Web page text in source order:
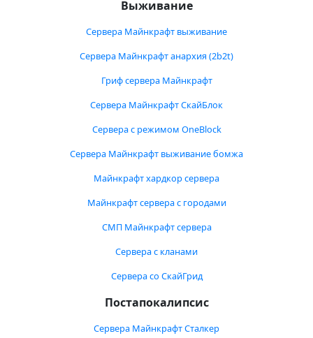
Выживание
Сервера Майнкрафт выживание
Сервера Майнкрафт анархия (2b2t)
Гриф сервера Майнкрафт
Сервера Майнкрафт СкайБлок
Сервера с режимом OneBlock
Сервера Майнкрафт выживание бомжа
Майнкрафт хардкор сервера
Майнкрафт сервера с городами
СМП Майнкрафт сервера
Сервера с кланами
Сервера со СкайГрид
Постапокалипсис
Сервера Майнкрафт Сталкер